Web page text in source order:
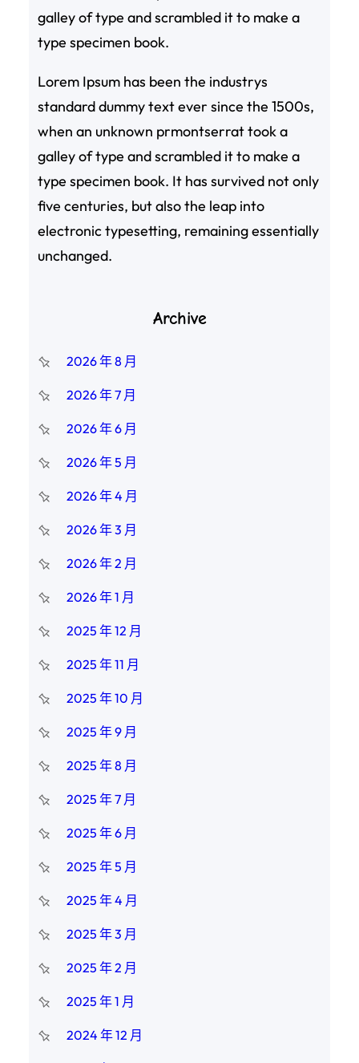
galley of type and scrambled it to make a
type specimen book.
Lorem Ipsum has been the industrys
standard dummy text ever since the 1500s,
when an unknown prmontserrat took a
galley of type and scrambled it to make a
type specimen book. It has survived not only
five centuries, but also the leap into
electronic typesetting, remaining essentially
unchanged.
Archive
2026 年 8 月
2026 年 7 月
2026 年 6 月
2026 年 5 月
2026 年 4 月
2026 年 3 月
2026 年 2 月
2026 年 1 月
2025 年 12 月
2025 年 11 月
2025 年 10 月
2025 年 9 月
2025 年 8 月
2025 年 7 月
2025 年 6 月
2025 年 5 月
2025 年 4 月
2025 年 3 月
2025 年 2 月
2025 年 1 月
2024 年 12 月